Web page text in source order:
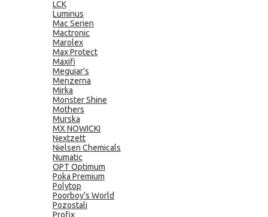
LCK
Luminus
Mac Serien
Mactronic
Marolex
Max Protect
Maxifi
Meguiar's
Menzerna
Mirka
Monster Shine
Mothers
Murska
MX NOWICKI
Nextzett
Nielsen Chemicals
Numatic
OPT Optimum
Poka Premium
Polytop
Poorboy's World
Pozostali
Profix